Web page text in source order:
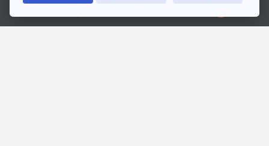
Ⓒ 2020 องค์การกระจายเสียงและแพร่ภาพสาธารณะแห่งประเทศไทย